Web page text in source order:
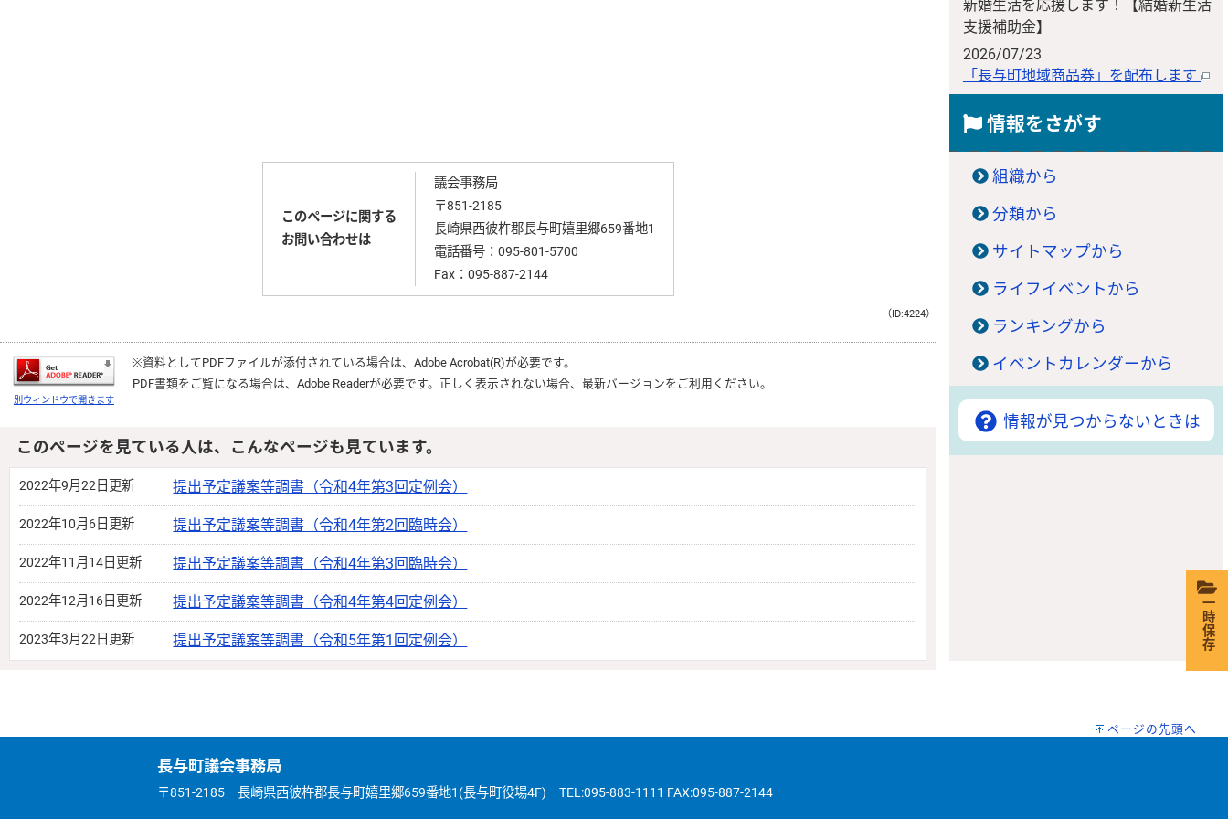
このページに関する
お問い合わせは
議会事務局
〒851-2185
長崎県西彼杵郡長与町嬉里郷659番地1
電話番号： 095-801-5700
Fax：095-887-2144
（ID:4224）
別ウィンドウで開きます
※資料としてPDFファイルが添付されている場合は、 Adobe Acrobat(R)が必要です。
PDF書類をご覧になる場合は、 Adobe Readerが必要です。正しく表示されない場合、最新バージョンをご利用ください。
このページを見ている人は、こんなページも見ています。
2022年9月22日更新 提出予定議案等調書（令和4年第3回定例会）
2022年10月6日更新 提出予定議案等調書（令和4年第2回臨時会）
2022年11月14日更新 提出予定議案等調書（令和4年第3回臨時会）
2022年12月16日更新 提出予定議案等調書（令和4年第4回定例会）
2023年3月22日更新 提出予定議案等調書（令和5年第1回定例会）
新婚生活を応援します！【結婚新生活
支援補助金】
2026/07/23
「長与町地域商品券」を配布します
情報をさがす
組織から
分類から
サイトマップから
ライフイベントから
ランキングから
イベントカレンダーから
情報が見つからないときは
ページの先頭へ
長与町議会事務局
〒851-2185 長崎県西彼杵郡長与町嬉里郷659番地1(長与町役場4F) TEL:095-883-1111 FAX:095-887-2144
一時保存